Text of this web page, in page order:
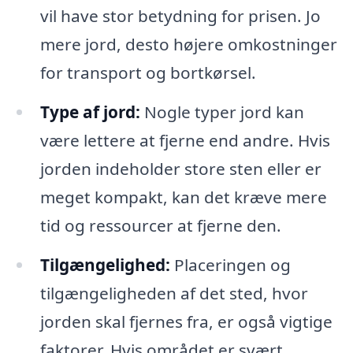
vil have stor betydning for prisen. Jo
mere jord, desto højere omkostninger
for transport og bortkørsel.
Type af jord: Nogle typer jord kan
være lettere at fjerne end andre. Hvis
jorden indeholder store sten eller er
meget kompakt, kan det kræve mere
tid og ressourcer at fjerne den.
Tilgængelighed: Placeringen og
tilgængeligheden af det sted, hvor
jorden skal fjernes fra, er også vigtige